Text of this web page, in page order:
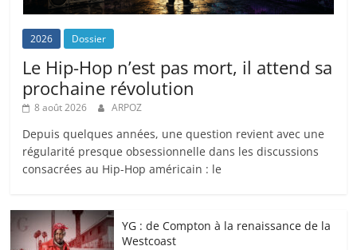
2026 Dossier
Le Hip-Hop n’est pas mort, il attend sa
prochaine révolution
8 août 2026 ARPOZ
Depuis quelques années, une question revient avec une
régularité presque obsessionnelle dans les discussions
consacrées au Hip-Hop américain : le
YG : de Compton à la renaissance de la
Westcoast